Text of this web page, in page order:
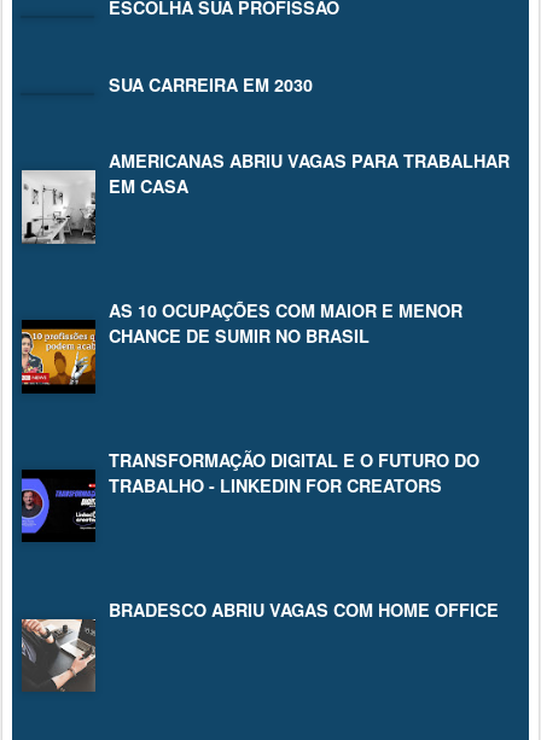
ESCOLHA SUA PROFISSÃO
SUA CARREIRA EM 2030
AMERICANAS ABRIU VAGAS PARA TRABALHAR
EM CASA
AS 10 OCUPAÇÕES COM MAIOR E MENOR
CHANCE DE SUMIR NO BRASIL
TRANSFORMAÇÃO DIGITAL E O FUTURO DO
TRABALHO - LINKEDIN FOR CREATORS
BRADESCO ABRIU VAGAS COM HOME OFFICE